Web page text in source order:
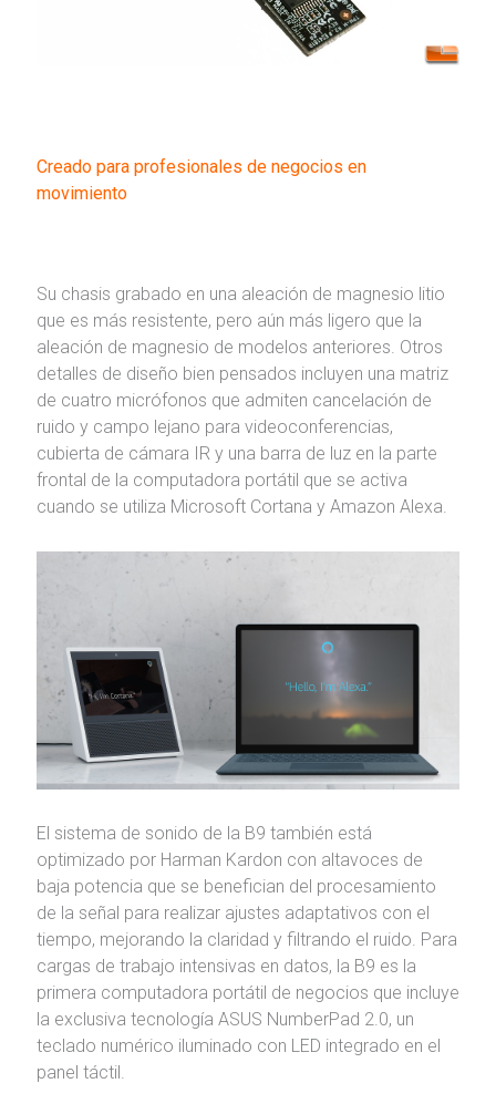
Creado para profesionales de negocios en
movimiento
Su chasis grabado en una aleación de magnesio litio
que es más resistente, pero aún más ligero que la
aleación de magnesio de modelos anteriores. Otros
detalles de diseño bien pensados ​​incluyen una matriz
de cuatro micrófonos que admiten cancelación de
ruido y campo lejano para videoconferencias,
cubierta de cámara IR y una barra de luz en la parte
frontal de la computadora portátil que se activa
cuando se utiliza Microsoft Cortana y Amazon Alexa.
El sistema de sonido de la B9 también está
optimizado por Harman Kardon con altavoces de
baja potencia que se benefician del procesamiento
de la señal para realizar ajustes adaptativos con el
tiempo, mejorando la claridad y filtrando el ruido. Para
cargas de trabajo intensivas en datos, la B9 es la
primera computadora portátil de negocios que incluye
la exclusiva tecnología ASUS NumberPad 2.0, un
teclado numérico iluminado con LED integrado en el
panel táctil.